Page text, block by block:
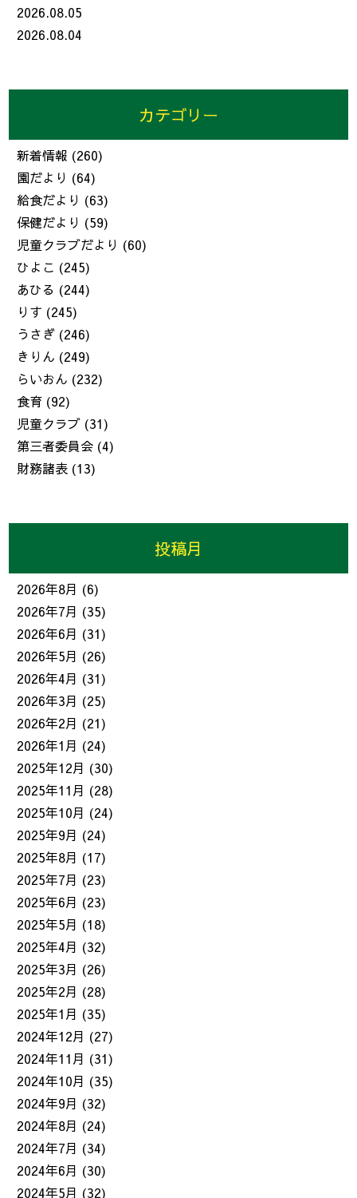
2026.08.05
2026.08.04
カテゴリー
新着情報 (260)
園だより (64)
給食だより (63)
保健だより (59)
児童クラブだより (60)
ひよこ (245)
あひる (244)
りす (245)
うさぎ (246)
きりん (249)
らいおん (232)
食育 (92)
児童クラブ (31)
第三者委員会 (4)
財務諸表 (13)
投稿月
2026年8月 (6)
2026年7月 (35)
2026年6月 (31)
2026年5月 (26)
2026年4月 (31)
2026年3月 (25)
2026年2月 (21)
2026年1月 (24)
2025年12月 (30)
2025年11月 (28)
2025年10月 (24)
2025年9月 (24)
2025年8月 (17)
2025年7月 (23)
2025年6月 (23)
2025年5月 (18)
2025年4月 (32)
2025年3月 (26)
2025年2月 (28)
2025年1月 (35)
2024年12月 (27)
2024年11月 (31)
2024年10月 (35)
2024年9月 (32)
2024年8月 (24)
2024年7月 (34)
2024年6月 (30)
2024年5月 (32)